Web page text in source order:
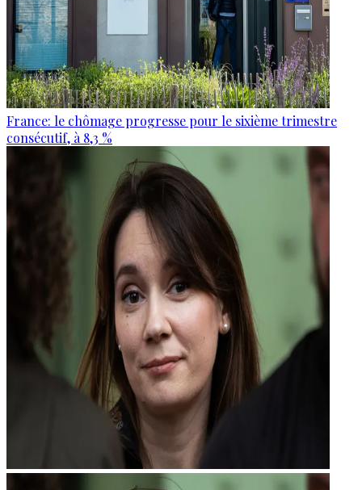
France: le chômage progresse pour le sixième trimestre
consécutif, à 8,3 %